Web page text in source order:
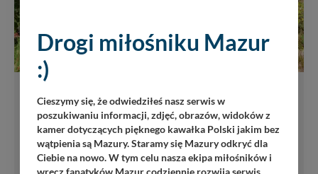
OFERTA PARTNERSKA
PAN Wierzba - Chata Mazurska
Zielona
DOMY WCZASOWE
556
Drogi miłośniku Mazur
:)
Cieszymy się, że odwiedziłeś nasz serwis w
poszukiwaniu informacji, zdjęć, obrazów, widoków z
kamer dotyczących pięknego kawałka Polski jakim bez
wątpienia są Mazury. Staramy się Mazury odkryć dla
Ciebie na nowo. W tym celu nasza ekipa miłośników i
wręcz fanatyków Mazur codziennie rozwija serwis,